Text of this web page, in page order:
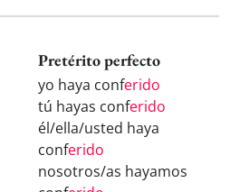
Pretérito perfecto
yo haya conferido
tú hayas conferido
él/ella/usted haya
conferido
nosotros/as hayamos